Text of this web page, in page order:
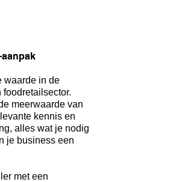
waarde in de
foodretailsector.
meerwaarde van
kennis en
alles wat je nodig
je business een
met een